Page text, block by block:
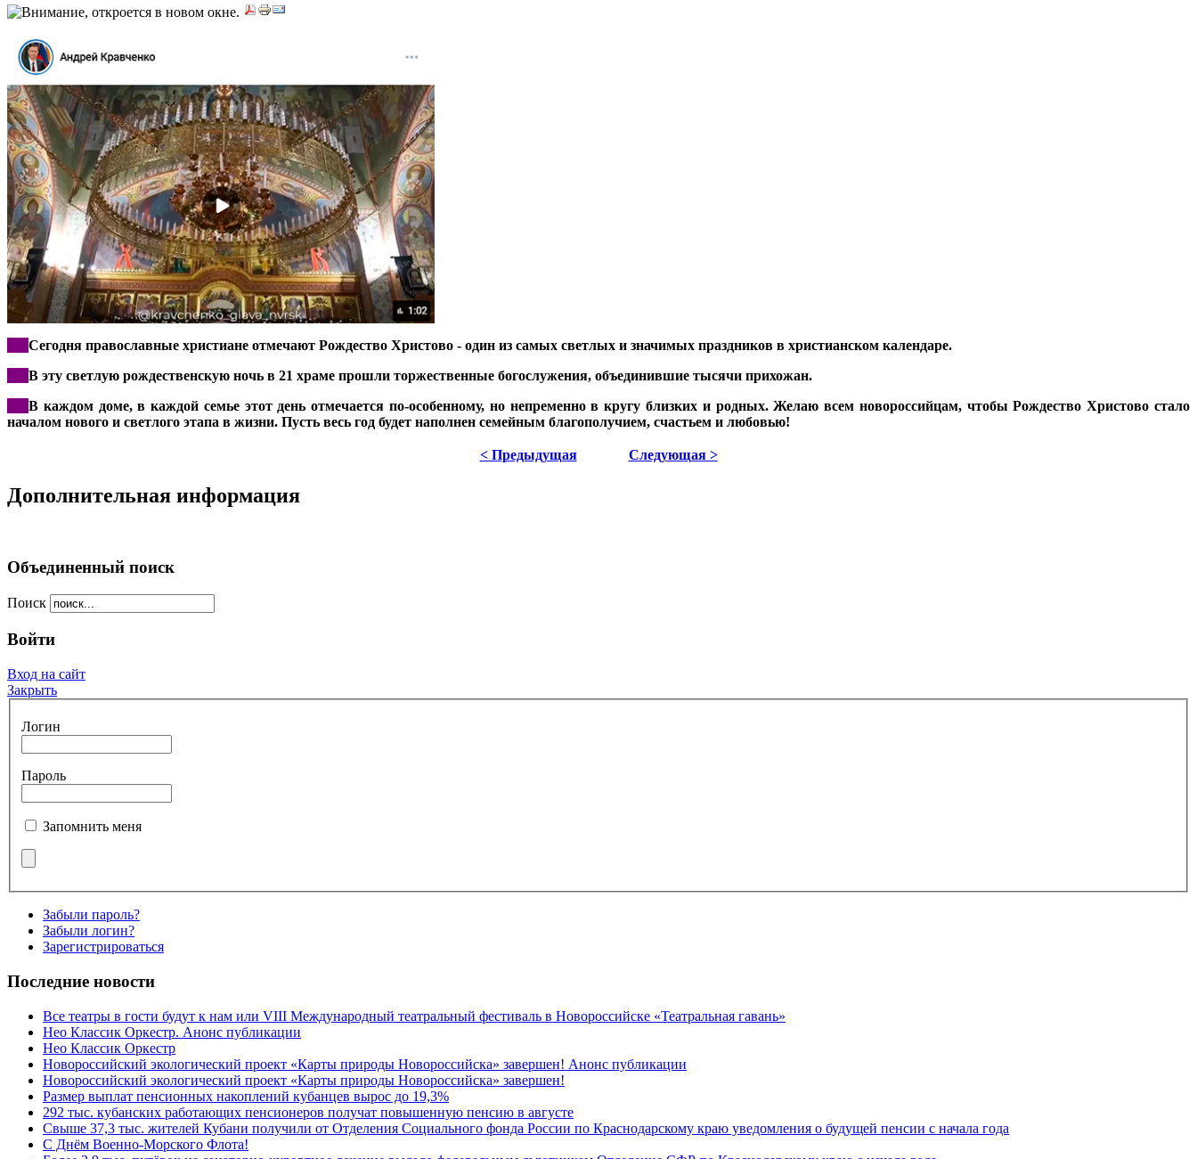
Сегодня православные христиане отмечают Рождество Христово - один из самых светлых и значимых праздников в христианском календаре.
В эту светлую рождественскую ночь в 21 храме прошли торжественные богослужения, объединившие тысячи прихожан.
В каждом доме, в каждой семье этот день отмечается по-особенному, но непременно в кругу близких и родных. Желаю всем новороссийцам, чтобы Рождество Христово стало
началом нового и светлого этапа в жизни. Пусть весь год будет наполнен семейным благополучием, счастьем и любовью!
< Предыдущая Следующая >
Дополнительная информация
Объединенный поиск
Поиск
Войти
Вход на сайт
Закрыть
Логин
Пароль
Запомнить меня
Забыли пароль?
Забыли логин?
Зарегистрироваться
Последние новости
Все театры в гости будут к нам или VIII Международный театральный фестиваль в Новороссийске «Театральная гавань»
Нео Классик Оркестр. Анонс публикации
Нео Классик Оркестр
Новороссийский экологический проект «Карты природы Новороссийска» завершен! Анонс публикации
Новороссийский экологический проект «Карты природы Новороссийска» завершен!
Размер выплат пенсионных накоплений кубанцев вырос до 19,3%
292 тыс. кубанских работающих пенсионеров получат повышенную пенсию в августе
Свыше 37,3 тыс. жителей Кубани получили от Отделения Социального фонда России по Краснодарскому краю уведомления о будущей пенсии с начала года
C Днём Военно-Морского Флота!